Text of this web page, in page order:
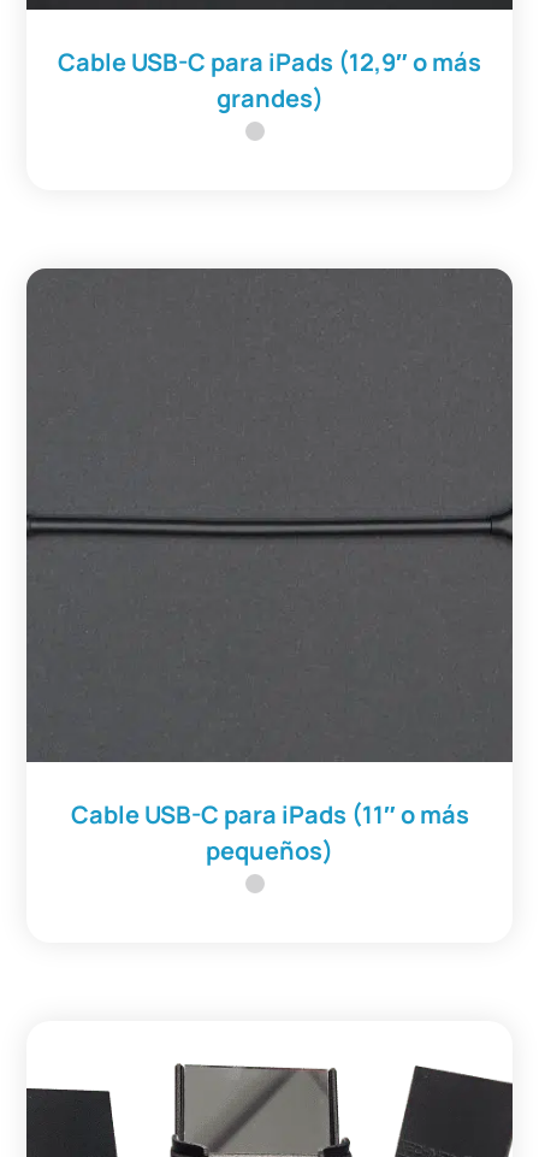
Cable USB-C para iPads (12,9″ o más
grandes)
Cable USB-C para iPads (11″ o más
pequeños)